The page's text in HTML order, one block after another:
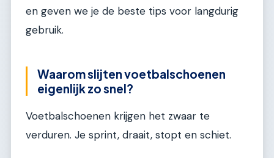
en geven we je de beste tips voor langdurig
gebruik.
Waarom slijten voetbalschoenen
eigenlijk zo snel?
Voetbalschoenen krijgen het zwaar te
verduren. Je sprint, draait, stopt en schiet.